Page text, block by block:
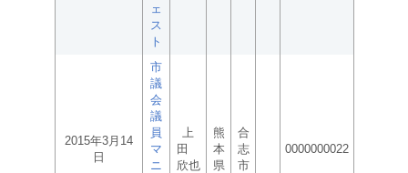
ェ
ス
ト
2015年3月14
日
市
議
会
議
員
マ
ニ
上
田
欣也
熊
本
県
合
志
市
0000000022